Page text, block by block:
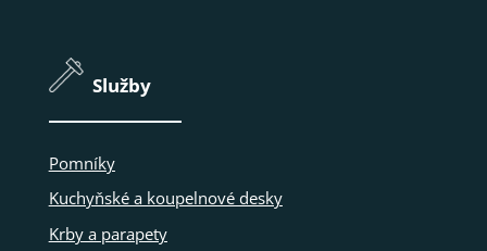
Služby
Pomníky
Kuchyňské a koupelnové desky
Krby a parapety